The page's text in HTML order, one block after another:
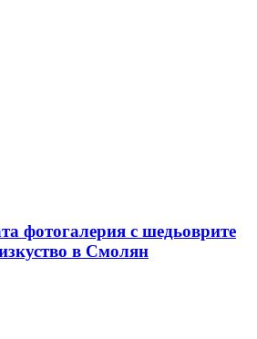
фотогалерия с шедьоврите
в Смолян